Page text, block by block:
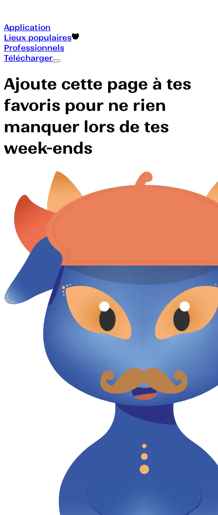
Application
Lieux populaires
Professionnels
Télécharger
Ajoute cette page à tes
favoris pour ne rien
manquer lors de tes
week-ends